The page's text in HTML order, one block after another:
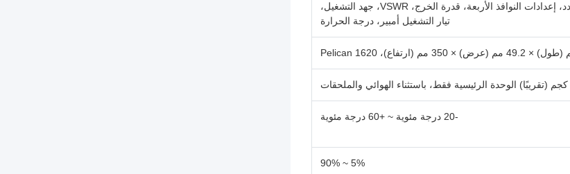
تعرض حالة جميع النطاقات/الوحدات الثمانية: التردد، إعدادات النوافذ الأربعة، قدرة الخرج، VSWR، جهد التشغيل،
تيار التشغيل أمبير، درجة الحرارة
-20 درجة مئوية ~ +60 درجة مئوية
5% ~ 90%